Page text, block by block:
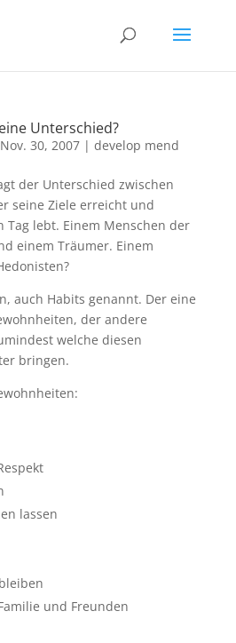
Unterschied?
Nov. 30, 2007| develop mend
der Unterschied zwischen
seine Ziele erreicht und
Tag lebt. Einem Menschen der
einem Träumer. Einem
auch Habits genannt. Der eine
der andere
welche diesen
bringen.
lassen
und Freunden